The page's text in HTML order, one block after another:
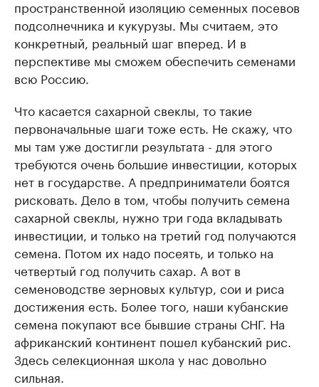
пространственной изоляцию семенных посевов
подсолнечника и кукурузы. Мы считаем, это
конкретный, реальный шаг вперед. И в
перспективе мы сможем обеспечить семенами
всю Россию.
Что касается сахарной свеклы, то такие
первоначальные шаги тоже есть. Не скажу, что
мы там уже достигли результата - для этого
требуются очень большие инвестиции, которых
нет в государстве. А предприниматели боятся
рисковать. Дело в том, чтобы получить семена
сахарной свеклы, нужно три года вкладывать
инвестиции, и только на третий год получаются
семена. Потом их надо посеять, и только на
четвертый год получить сахар. А вот в
семеноводстве зерновых культур, сои и риса
достижения есть. Более того, наши кубанские
семена покупают все бывшие страны СНГ. На
африканский континент пошел кубанский рис.
Здесь селекционная школа у нас довольно
сильная.